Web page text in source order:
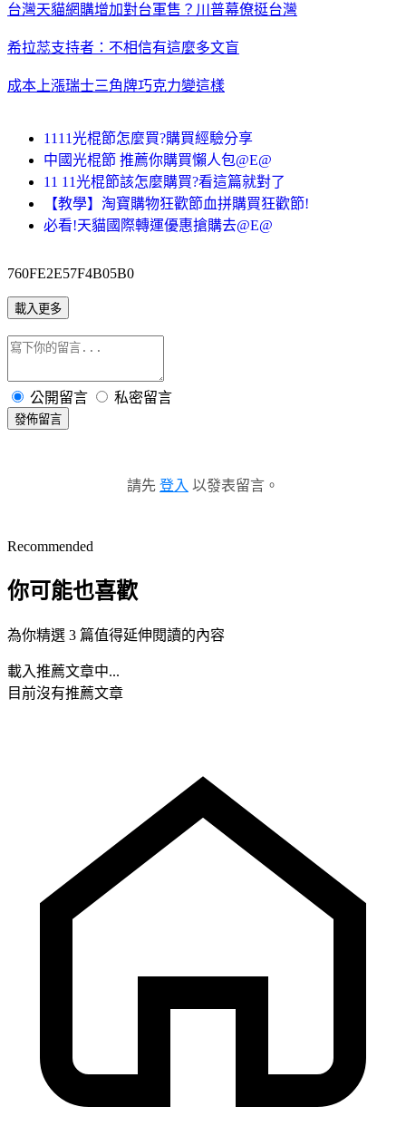
台灣天貓網購增加對台軍售？川普幕僚挺台灣
希拉蕊支持者：不相信有這麼多文盲
成本上漲瑞士三角牌巧克力變這樣
1111光棍節怎麼買?購買經驗分享
中國光棍節 推薦你購買懶人包@E@
11 11光棍節該怎麼購買?看這篇就對了
【教學】淘寶購物狂歡節血拼購買狂歡節!
必看!天貓國際轉運優惠搶購去@E@
760FE2E57F4B05B0
載入更多
公開留言 私密留言
發佈留言
請先 登入 以發表留言。
Recommended
你可能也喜歡
為你精選 3 篇值得延伸閱讀的內容
載入推薦文章中...
目前沒有推薦文章